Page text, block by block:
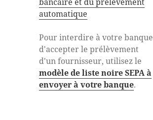
automatique
Pour interdire à votre banque
d'accepter le prélèvement
d'un fournisseur, utilisez le
modèle de liste noire SEPA à
envoyer à votre banque.